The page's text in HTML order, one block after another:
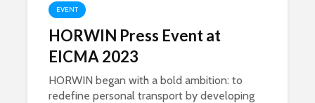
EVENT
HORWIN Press Event at
EICMA 2023
HORWIN began with a bold ambition: to
redefine personal transport by developing